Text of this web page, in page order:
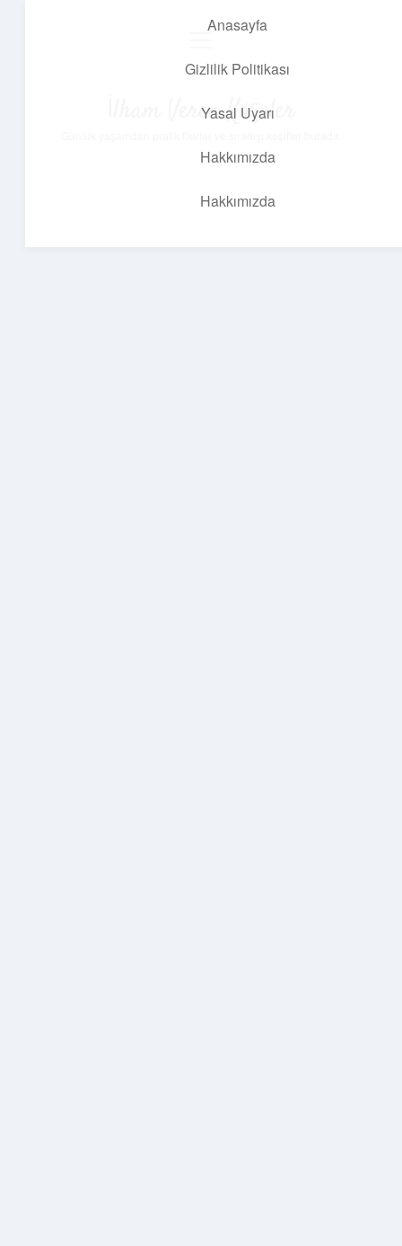
Anasayfa
Gizlilik Politikası
Yasal Uyarı
Hakkımızda
Hakkımızda
İlham Veren Köşeler